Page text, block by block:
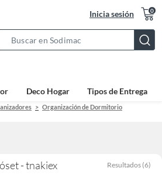
Inicia sesión 0
Bar
Deco Hogar Tipos de Entrega
Organización de Dormitorio
- tnakiex Resultados (6)